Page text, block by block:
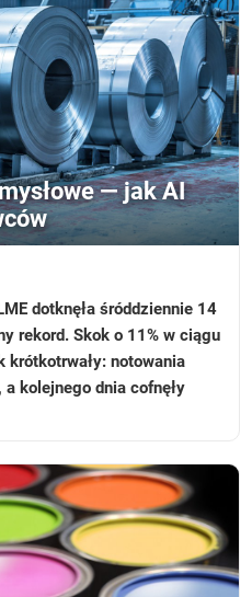
— jak AI
dotknęła śróddziennie 14
rekord. Skok o 11% w ciągu
krótkotrwały: notowania
kolejnego dnia cofnęły